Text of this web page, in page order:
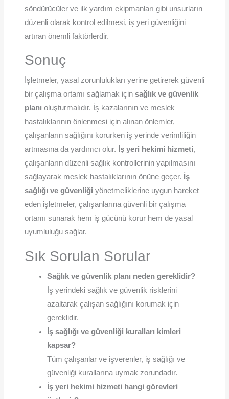
söndürücüler ve ilk yardım ekipmanları gibi unsurların
düzenli olarak kontrol edilmesi, iş yeri güvenliğini
artıran önemli faktörlerdir.
Sonuç
İşletmeler, yasal zorunlulukları yerine getirerek güvenli
bir çalışma ortamı sağlamak için sağlık ve güvenlik
planı oluşturmalıdır. İş kazalarının ve meslek
hastalıklarının önlenmesi için alınan önlemler,
çalışanların sağlığını korurken iş yerinde verimliliğin
artmasına da yardımcı olur. İş yeri hekimi hizmeti,
çalışanların düzenli sağlık kontrollerinin yapılmasını
sağlayarak meslek hastalıklarının önüne geçer. İş
sağlığı ve güvenliği yönetmeliklerine uygun hareket
eden işletmeler, çalışanlarına güvenli bir çalışma
ortamı sunarak hem iş gücünü korur hem de yasal
uyumluluğu sağlar.
Sık Sorulan Sorular
Sağlık ve güvenlik planı neden gereklidir?
İş yerindeki sağlık ve güvenlik risklerini
azaltarak çalışan sağlığını korumak için
gereklidir.
İş sağlığı ve güvenliği kuralları kimleri
kapsar?
Tüm çalışanlar ve işverenler, iş sağlığı ve
güvenliği kurallarına uymak zorundadır.
İş yeri hekimi hizmeti hangi görevleri